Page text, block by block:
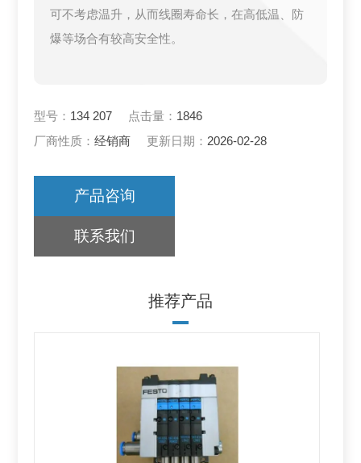
可不考虑温升，从而线圈寿命长，在高低温、防
爆等场合有较高安全性。
型号： 134 207 点击量： 1846
厂商性质：经销商 更新日期： 2026-02-28
产品咨询
联系我们
推荐产品